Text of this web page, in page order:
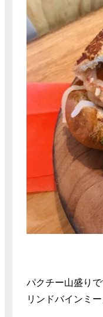
パクチー山盛り
リンドバインミ